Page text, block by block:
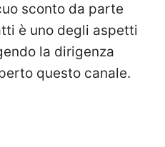
sconto da parte
è uno degli aspetti
la dirigenza
questo canale.